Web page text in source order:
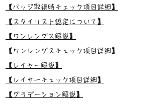
【バッジ取得時チェック項目詳細】
【スタイリスト認定について】
【ワンレングス解説】
【ワンレングスチェック項目詳細】
【レイヤー解説】
【レイヤーチェック項目詳細】
【グラデーション解説】